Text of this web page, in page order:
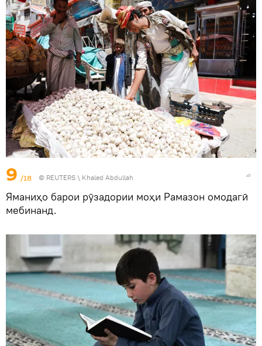
9 /18 © REUTERS \ Khaled Abdullah
Яманиҳо барои рӯзадории моҳи Рамазон омодагӣ
мебинанд.